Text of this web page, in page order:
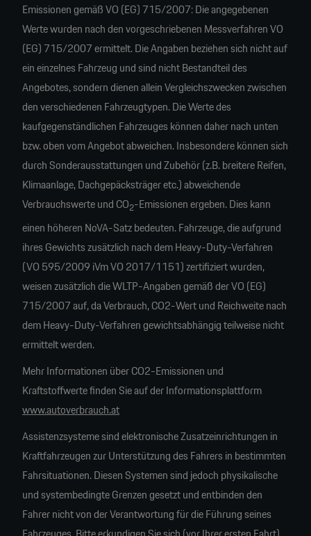
Emissionen gemäß VO (EG) 715/2007: Die angegebenen
Werte wurden nach den vorgeschriebenen Messverfahren VO
(EG) 715/2007 ermittelt. Die Angaben beziehen sich nicht auf
ein einzelnes Fahrzeug und sind nicht Bestandteil des
Angebotes, sondern dienen allein Vergleichszwecken zwischen
den verschiedenen Fahrzeugtypen. Die Werte des
kaufgegenständlichen Fahrzeuges können daher nach unten
bzw. oben vom Angebot abweichen. Insbesondere können sich
durch Sonderausstattungen und Zubehör (z.B. breitere Reifen,
Klimaanlage, Dachgepäcksträger etc.) abweichende
Verbrauchswerte und CO2-Emissionen ergeben. Dies kann
einen höheren NoVA-Satz bedeuten. Fahrzeuge, die aufgrund
ihres Gewichts zusätzlich nach dem Heavy-Duty-Verfahren
(VO 595/2009 iVm VO 2017/1151) zertifiziert wurden,
weisen zusätzlich die WLTP-Angaben gemäß der VO (EG)
715/2007 auf, da Verbrauch, CO2-Wert und Reichweite nach
dem Heavy-Duty-Verfahren gewichtsabhängig teilweise nicht
ermittelt werden.
Mehr Informationen über CO2-Emissionen und
Kraftstoffwerte finden Sie auf der Informationsplattform
www.autoverbrauch.at
Assistenzsysteme sind elektronische Zusatzeinrichtungen in
Kraftfahrzeugen zur Unterstützung des Fahrers in bestimmten
Fahrsituationen. Diesen Systemen sind jedoch physikalische
und systembedingte Grenzen gesetzt und entbinden den
Fahrer nicht von der Verantwortung für die Führung seines